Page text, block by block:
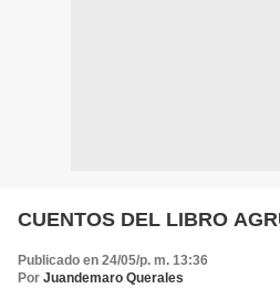
CUENTOS DEL LIBRO
Publicado en 24/05/p. m. 13:36
Por Juandemaro Querales